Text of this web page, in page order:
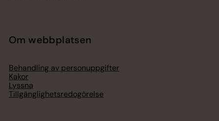
Om webbplatsen
Behandling av personuppgifter
Kakor
Lyssna
Tillgänglighetsredogörelse